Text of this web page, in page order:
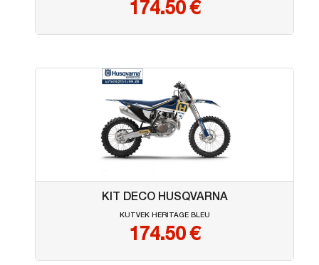
174.50€
KIT DECO HUSQVARNA
KUTVEK HERITAGE BLEU
174.50€